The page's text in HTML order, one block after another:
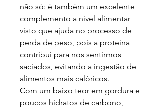
não só: é também um excelente
complemento a nível alimentar
visto que ajuda no processo de
perda de peso, pois a proteína
contribui para nos sentirmos
saciados, evitando a ingestão de
alimentos mais calóricos.
Com um baixo teor em gordura e
poucos hidratos de carbono,